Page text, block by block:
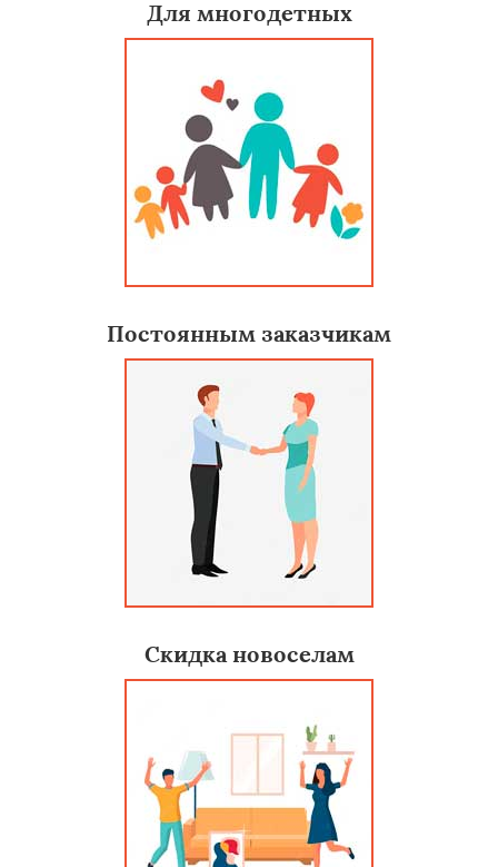
Для многодетных
Постоянным заказчикам
Скидка новоселам